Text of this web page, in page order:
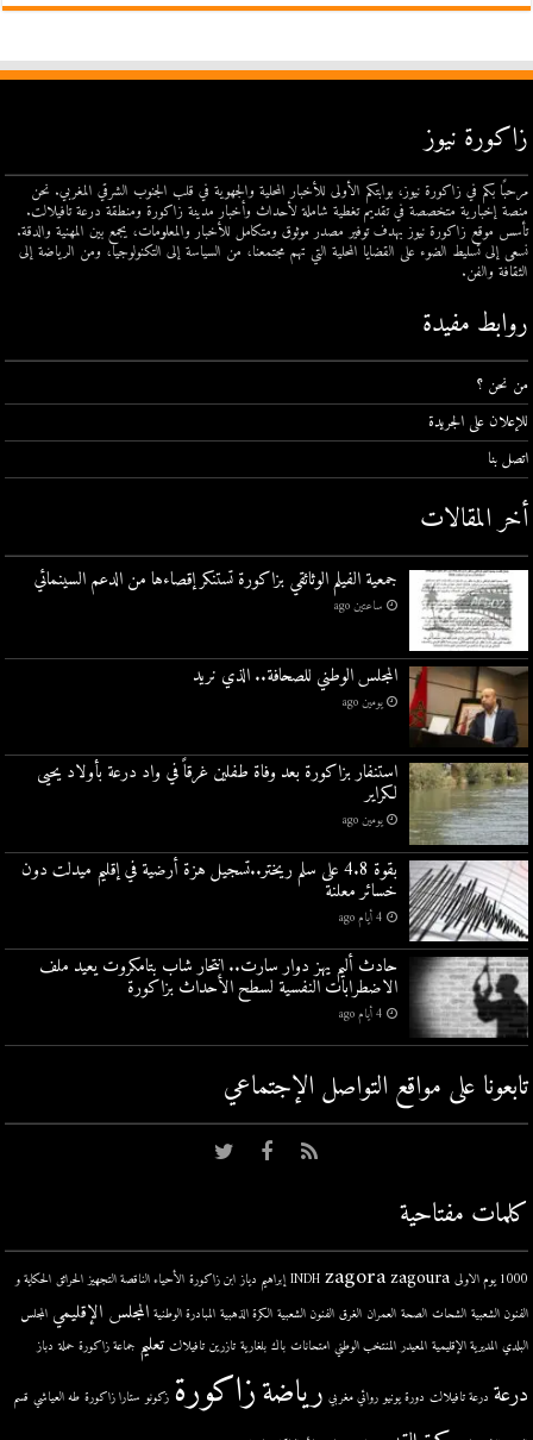
زاكورة نيوز
مرحبًا بكم في زاكورة نيوز، بوابتكم الأولى للأخبار المحلية والجهوية في قلب الجنوب الشرقي المغربي. نحن
منصة إخبارية متخصصة في تقديم تغطية شاملة لأحداث وأخبار مدينة زاكورة ومنطقة درعة تافيلالت.
تأسس موقع زاكورة نيوز بهدف توفير مصدر موثوق ومتكامل للأخبار والمعلومات، يجمع بين المهنية والدقة.
نسعى إلى تسليط الضوء على القضايا المحلية التي تهم مجتمعنا، من السياسة إلى التكنولوجيا، ومن الرياضة إلى
الثقافة والفن.
روابط مفيدة
من نحن ؟
للإعلان على الجريدة
اتصل بنا
أخر المقالات
جمعية الفيلم الوثائقي بزاكورة تستنكر إقصاءها من الدعم السينمائي
ساعتين ago
المجلس الوطني للصحافة.. الذي نريد
يومين ago
استنفار بزاكورة بعد وفاة طفلين غرقاً في واد درعة بأولاد يحيى
لكراير
يومين ago
بقوة 4.8 على سلم ريختر..تسجيل هزة أرضية في إقليم ميدلت دون
خسائر معلنة
4 أيام ago
حادث أليم يهز دوار سارت.. انتحار شاب بتامكروت يعيد ملف
الاضطرابات النفسية لسطح الأحداث بزاكورة
4 أيام ago
تابعونا على مواقع التواصل اﻹجتماعي
كلمات مفتاحية
1000 يوم الاولى INDH zagora zagoura إبراهيم دياز ابن زاكورة الأحياء الناقصة التجهيز الحرائق الحكاية و
الفنون الشعبية الشحات الصحة العمران الغرق الفنون الشعبية الكرة الذهبية المبادرة الوطنية المجلس الإقليمي المجلس
البلدي المديرية الإقليمية المعيدر المنتخب الوطني امتحانات باك بلغارية تازرين تافيلالت تعليم جماعة زاكورة حملة دباز
درعة درعة تافيلالت دورة يونيو روائي مغربي رياضةزاكورة زكونو ستارا زاكورة طه العياشي قسم